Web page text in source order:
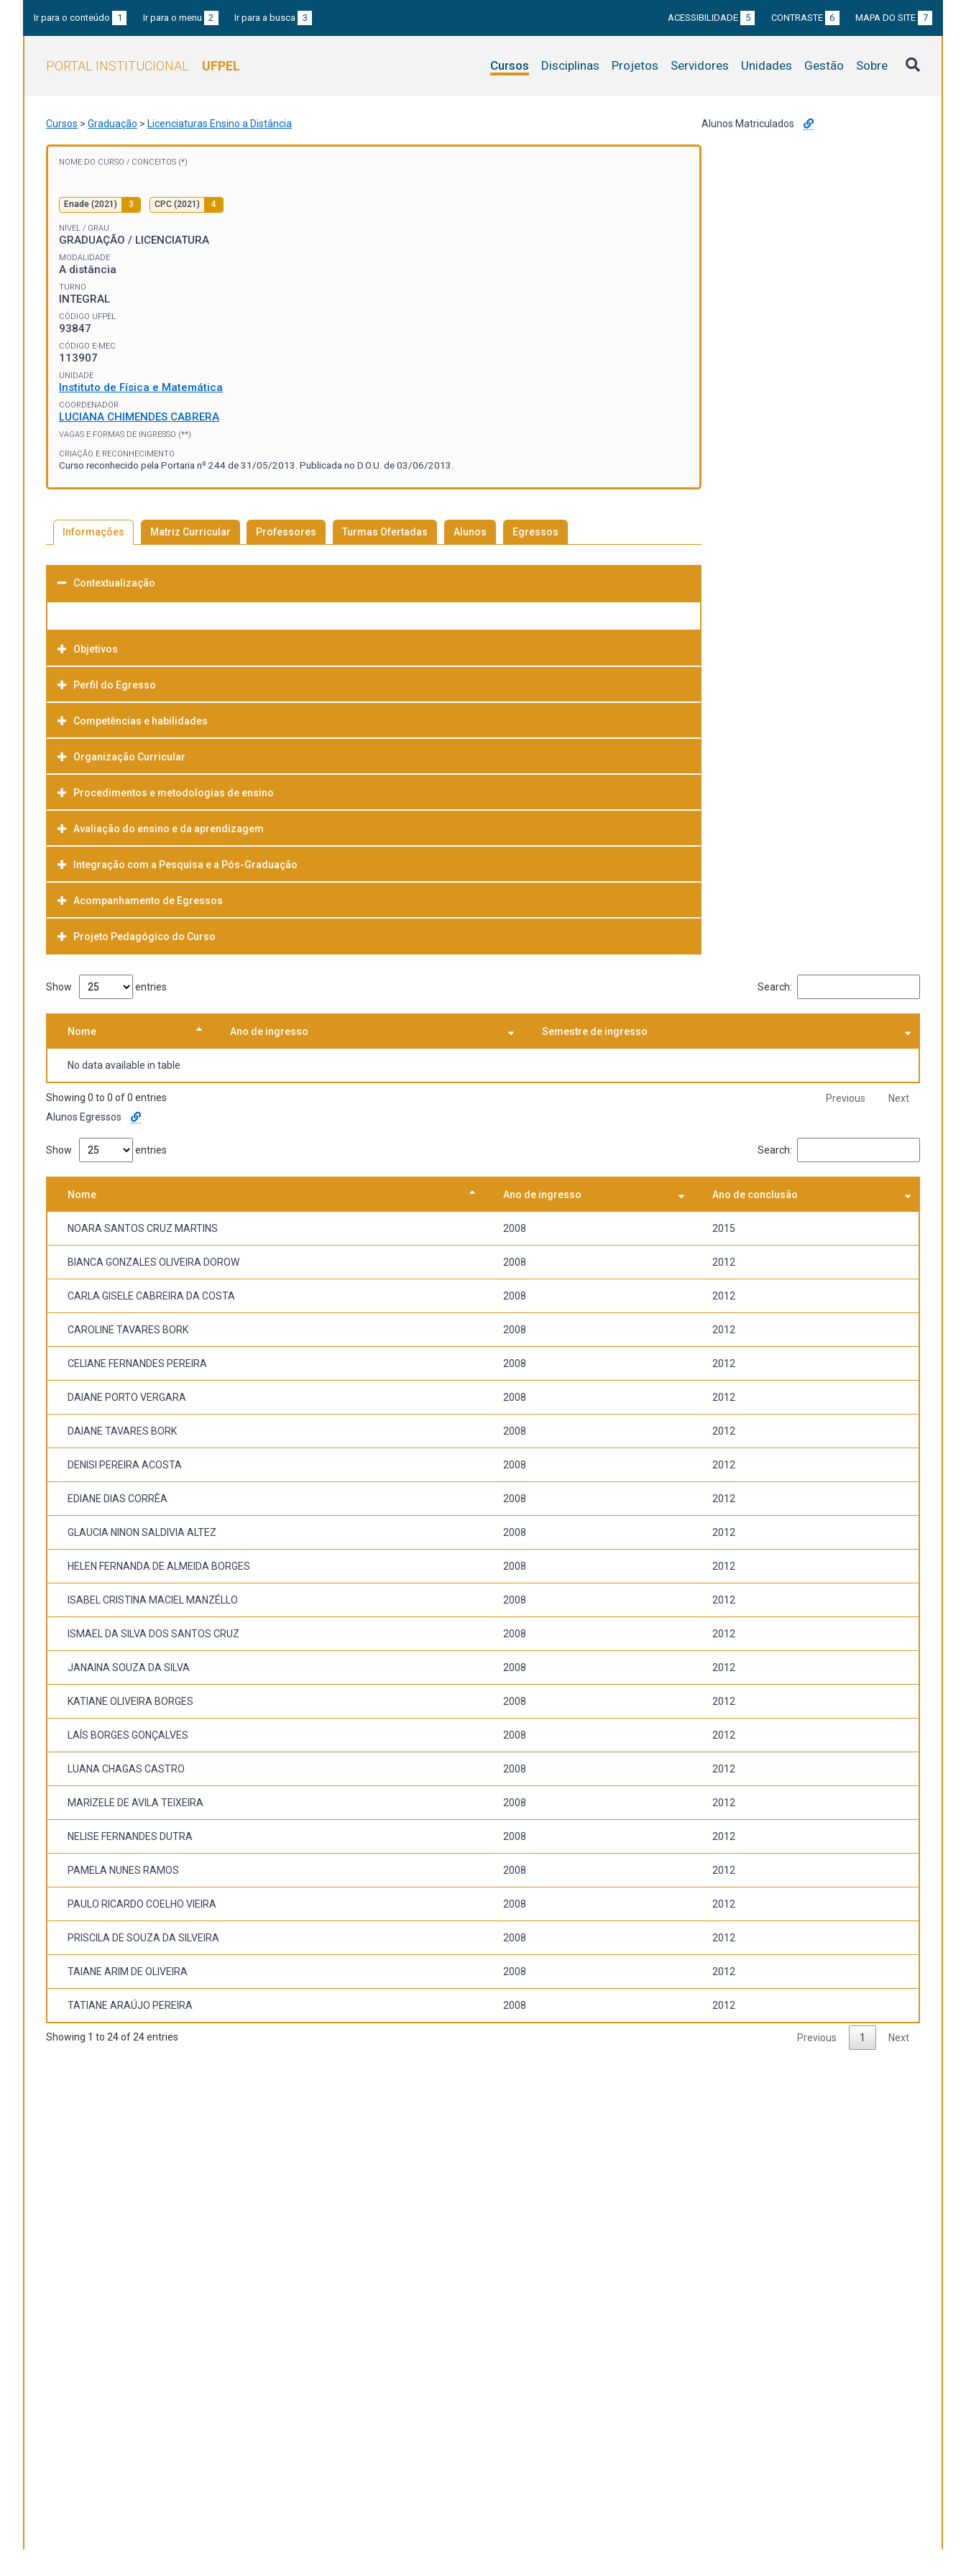
Ir para o conteúdo 1 Ir para o menu 2 Ir para a busca 3 ACESSIBILIDADE 5 CONTRASTE 6 MAPA DO SITE 7
PORTAL INSTITUCIONAL UFPEL Cursos Disciplinas Projetos Servidores Unidades Gestão Sobre
Cursos > Graduação > Licenciaturas Ensino a Distância
NOME DO CURSO / CONCEITOS (*)
Enade (2021) 3 CPC (2021) 4
NÍVEL / GRAU
GRADUAÇÃO / LICENCIATURA
MODALIDADE
A distância
TURNO
INTEGRAL
CÓDIGO UFPEL
93847
CÓDIGO E-MEC
113907
UNIDADE
Instituto de Física e Matemática
COORDENADOR
LUCIANA CHIMENDES CABRERA
VAGAS E FORMAS DE INGRESSO (**)
CRIAÇÃO E RECONHECIMENTO
Curso reconhecido pela Portaria nº 244 de 31/05/2013. Publicada no D.O.U. de 03/06/2013.
Informações Matriz Curricular Professores Turmas Ofertadas Alunos Egressos
Contextualização
Objetivos
Perfil do Egresso
Competências e habilidades
Organização Curricular
Procedimentos e metodologias de ensino
Avaliação do ensino e da aprendizagem
Integração com a Pesquisa e a Pós-Graduação
Acompanhamento de Egressos
Projeto Pedagógico do Curso
Baixar
Alunos Matriculados
Show entries Search:
Nome Ano de ingresso Semestre de ingresso
No data available in table
Showing 0 to 0 of 0 entries Previous
Next
Alunos Egressos
Show entries Search:
Nome Ano de ingresso Ano de conclusão
NOARA SANTOS CRUZ MARTINS 2008 2015
BIANCA GONZALES OLIVEIRA DOROW 2008 2012
CARLA GISELE CABREIRA DA COSTA 2008 2012
CAROLINE TAVARES BORK 2008 2012
CELIANE FERNANDES PEREIRA 2008 2012
DAIANE PORTO VERGARA 2008 2012
DAIANE TAVARES BORK 2008 2012
DENISI PEREIRA ACOSTA 2008 2012
EDIANE DIAS CORRÊA 2008 2012
GLAUCIA NINON SALDIVIA ALTEZ 2008 2012
HELEN FERNANDA DE ALMEIDA BORGES 2008 2012
ISABEL CRISTINA MACIEL MANZÉLLO 2008 2012
ISMAEL DA SILVA DOS SANTOS CRUZ 2008 2012
JANAINA SOUZA DA SILVA 2008 2012
KATIANE OLIVEIRA BORGES 2008 2012
LAÍS BORGES GONÇALVES 2008 2012
LUANA CHAGAS CASTRO 2008 2012
MARIZELE DE AVILA TEIXEIRA 2008 2012
NELISE FERNANDES DUTRA 2008 2012
PAMELA NUNES RAMOS 2008 2012
PAULO RICARDO COELHO VIEIRA 2008 2012
PRISCILA DE SOUZA DA SILVEIRA 2008 2012
TAIANE ARIM DE OLIVEIRA 2008 2012
TATIANE ARAÚJO PEREIRA 2008 2012
Showing 1 to 24 of 24 entries Previous 1 Next